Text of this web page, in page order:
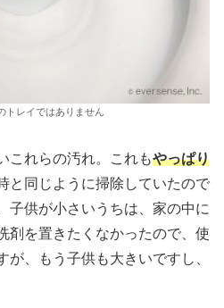
レイではありません
これらの汚れ。これもやっぱり
と同じように掃除していたので
子供が小さいうちは、家の中に
剤を置きたくなかったので、使
が、もう子供も大きいですし、